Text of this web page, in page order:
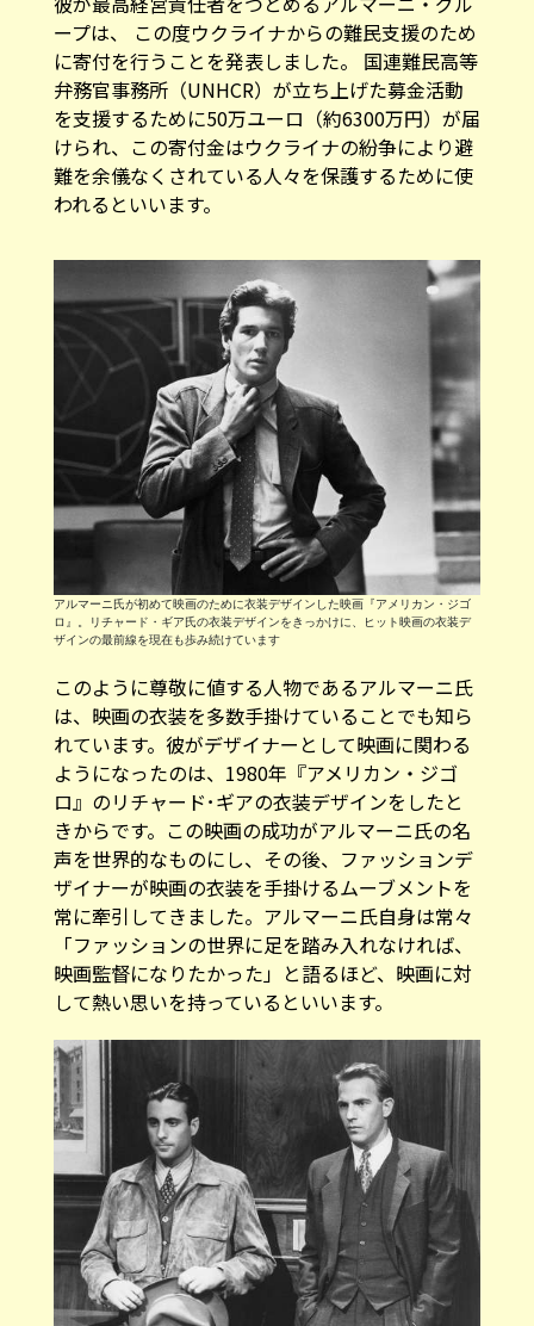
ープは、 この度ウクライナからの難民支援のため
に寄付を行うことを発表しました。 国連難民高等
弁務官事務所（UNHCR）が立ち上げた募金活動
を支援するために50万ユーロ（約6300万円）が届
けられ、この寄付金はウクライナの紛争により避
難を余儀なくされている人々を保護するために使
われるといいます。
アルマーニ氏が初めて映画のために衣装デザインした映画『アメリカン・ジゴ
ロ』。リチャード・ギア氏の衣装デザインをきっかけに、ヒット映画の衣装デ
ザインの最前線を現在も歩み続けています
このように尊敬に値する人物であるアルマーニ氏
は、映画の衣装を多数手掛けていることでも知ら
れています。彼がデザイナーとして映画に関わる
ようになったのは、1980年『アメリカン・ジゴ
ロ』のリチャード･ギアの衣装デザインをしたと
きからです。この映画の成功がアルマーニ氏の名
声を世界的なものにし、その後、ファッションデ
ザイナーが映画の衣装を手掛けるムーブメントを
常に牽引してきました。アルマーニ氏自身は常々
「ファッションの世界に足を踏み入れなければ、
映画監督になりたかった」と語るほど、映画に対
して熱い思いを持っているといいます。